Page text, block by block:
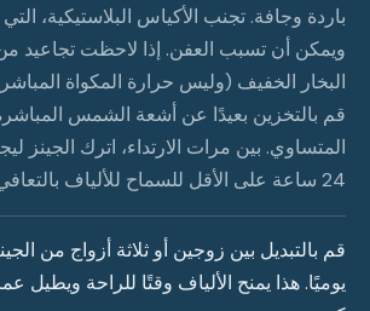
باردة وجافة. تجنب الأكياس البلاستيكية،
ويمكن أن تسبب العفن. إذا لاحظت تجاعيد من
البخار الخفيف (وليس حرارة المكواة
قم بالتخزين بعيدًا عن أشعة الشمس المباشرة
المتساوي. بين مرات الارتداء، اترك الجينز
24 ساعة على الأقل للسماح للألياف بالتعافي.
قم بالتبديل بين زوجين أو ثلاثة أزواج من
يوميًا. هذا يمنح الألياف وقتًا للراحة